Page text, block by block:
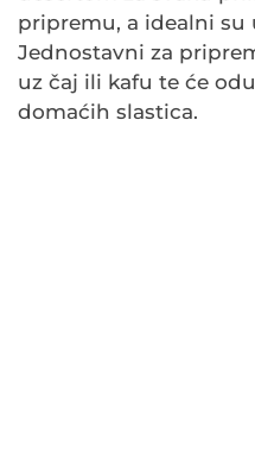
pripremu, a idealni su
Jednostavni za
uz čaj ili kafu te će
domaćih slastica.